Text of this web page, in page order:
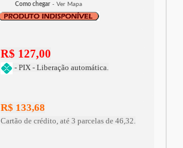
Como chegar - Ver Mapa
R$ 127,00
- PIX - Liberação automática.
R$ 133,68
Cartão de crédito, até 3 parcelas de 46,32.